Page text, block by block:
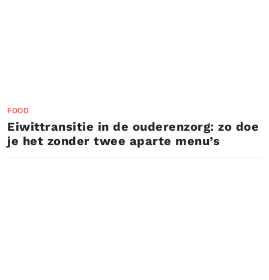
FOOD
Eiwittransitie in de ouderenzorg: zo doe
je het zonder twee aparte menu’s